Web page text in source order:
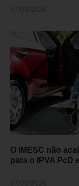
O IMESC não
para o IPVA PcD